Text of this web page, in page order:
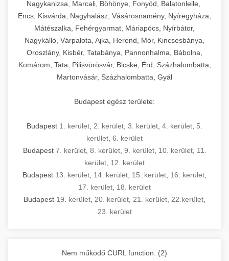
Ipari sütők és gőzpárolók katalógusa -
chef-iparikonyhagepek.hu
berendezések
használatot, miközben megfelel az összes
higiéniai előírásnak.
Ipari hűtőberendezések széles
választéka - chef-iparikonyhagepek.hu
kereskedelmi hűtőegység és hűtőkamra rendszerek
hőmérsékletet és vízminőséget figyelő
rendszerekkel, valamint energiatakarékos
technológiával rendelkeznek. A rozsdamentes
acél konstrukció és a könnyen hozzáférhető
karbantartási pontok biztosítják a hosszú
élettartamot és az egyszerű üzemeltetést.
Ipari mosogatógépek teljes kínálata -
kereskedelmi mosogatógép és tisztítóberendezések
tisztíthatók, szétszerelhetők és karbantarthatók,
megfelelnek az összes élelmiszer-biztonsági
előírásnak. Különböző teljesítményű modellek
állnak rendelkezésre asztali és állványos
kivitelben, az egyedi igények és a
feldolgozandó mennyiségek függvényében.
Biztonságos kezelést biztosító védőburkolatok
számára.
Sajtreszelő gépek szakmai választéka -
chef-iparikonyhagepek.hu
kereskedelmi sajtreszelő és aprítógépek
berendezést magában foglal, amely szükséges
egy modern, hatékonyan működő
kereskedelmi konyha komplett felszereléséhez
és működtetéséhez. Az alapvető
főzőberendezésektől (tűzhelyek, sütők,
grillsütők, frittőzök) kezdve a speciális
feldolgozógépeken (szeletelők, aprítók,
kiegészítő eszközökig mindent egy helyen
megtalál. Szakértő tanácsadóink segítenek a
megfelelő berendezések kiválasztásában, a
konyha optimális elrendezésének
megtervezésében, valamint a telepítés és az
üzembe helyezés koordinálásában. Hosszú távú
garancia, gyors szerviz és folyamatos műszaki
támogatás biztosítja az Ön nyugalmát és
Nagykonyhai berendezések komplett
Nagykanizsa, Marcali, Böhönye, Fonyód, Balatonlelle,
Encs, Kisvárda, Nagyhalász, Vásárosnamény, Nyíregyháza,
Mátészalka, Fehérgyarmat, Máriapócs, Nyírbátor,
Nagykálló, Várpalota, Ajka, Herend, Mór, Kincsesbánya,
Oroszlány, Kisbér, Tatabánya, Pannonhalma, Bábolna,
Komárom, Tata, Pilisvörösvár, Bicske, Érd, Százhalombatta,
Martonvásár, Százhalombatta, Gyál
Budapest egész területe:
Budapest 1. kerület 2. kerület 3. kerület 4. kerület 5.
kerület 6. kerület
Budapest 7. kerület, 8. kerület, 9. kerület, 10. kerület, 11.
kerület 12. kerület
Budapest 13. kerület 14. kerület 15. kerület 16. kerület
17. kerület 18. kerület
Budapest 19. kerület 20. kerület 21. kerület 22.kerület
23. kerület
Nem működő CURL function. (2)